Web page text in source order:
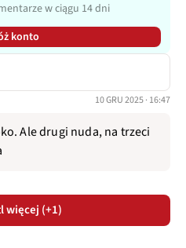
w ciągu 14 dni
konto
10 GRU 2025 · 16:47
Ale drugi nuda, na trzeci
więcej (+1)